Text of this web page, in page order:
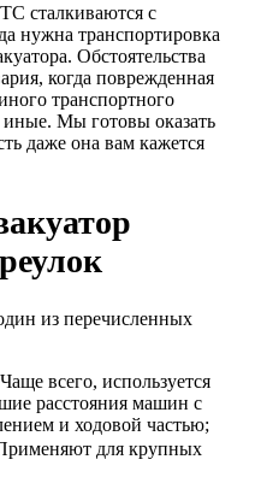
сталкиваются с
нужна транспортировка
Обстоятельства
когда поврежденная
транспортного
иные. Мы готовы оказать
даже она вам кажется
из перечисленных
всего, используется
расстояния машин с
и ходовой частью;
для крупных